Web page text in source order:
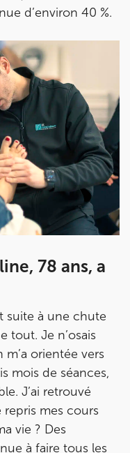
d’environ 40 %.
78 ans, a
suite à une chute
tout. Je n’osais
orientée vers
mois de séances,
J’ai retrouvé
repris mes cours
vie ? Des
à faire tous les